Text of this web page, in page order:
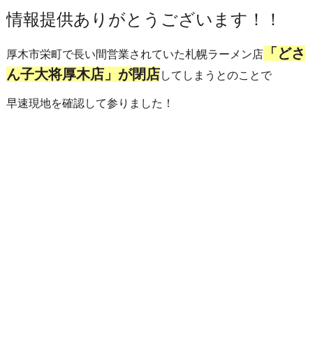
情報提供ありがとうございます！！
厚木市栄町で長い間営業されていた札幌ラーメン店「どさ
ん子大将厚木店」が閉店してしまうとのことで
早速現地を確認して参りました！